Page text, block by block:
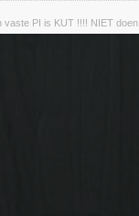
vaste PI is KUT !!!! NIET doen